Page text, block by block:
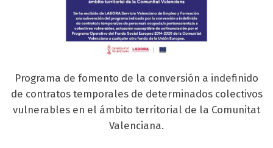
Programa de fomento de la conversión a indefinido
de contratos temporales de determinados colectivos
vulnerables en el ámbito territorial de la Comunitat
Valenciana.